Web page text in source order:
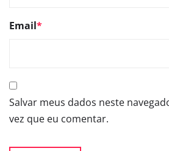
Email*
Salvar meus dados neste
vez que eu comentar.